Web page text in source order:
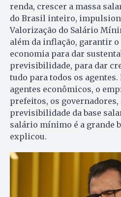
renda, crescer a massa
do Brasil inteiro,
Valorização do Salário
além da inflação, garantir
economia para dar
previsibilidade, para dar
tudo para todos os
agentes econômicos, o
prefeitos, os governadores,
previsibilidade da base
salário mínimo é a grande
explicou.